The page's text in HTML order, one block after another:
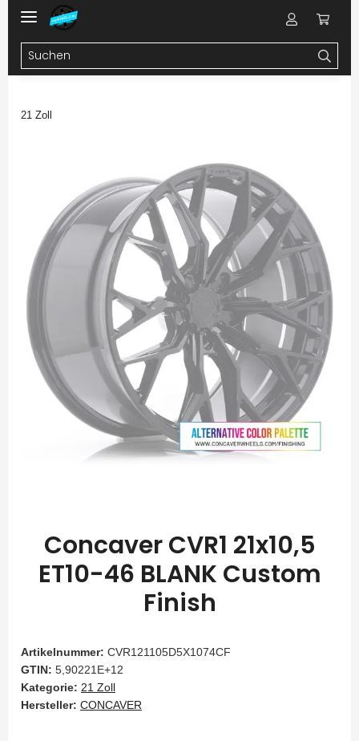
21 Zoll
Concaver CVR1 21x10,5
ET10-46 BLANK Custom
Finish
Artikelnummer: CVR121105D5X1074CF
GTIN: 5,90221E+12
Kategorie: 21 Zoll
Hersteller: CONCAVER